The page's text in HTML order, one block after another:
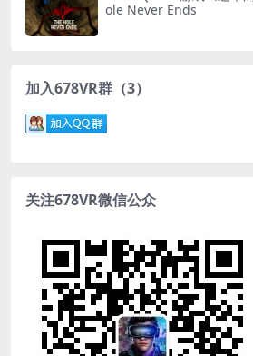
ole Never Ends
加入678VR群（3）
关注678VR微信公众